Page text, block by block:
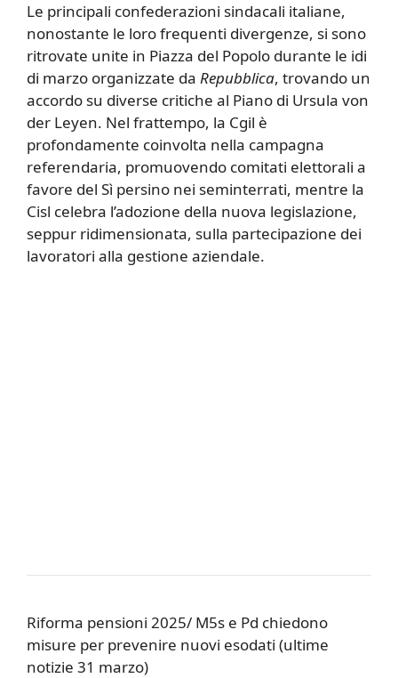
Le principali confederazioni sindacali italiane,
nonostante le loro frequenti divergenze, si sono
ritrovate unite in Piazza del Popolo durante le idi
di marzo organizzate da Repubblica, trovando un
accordo su diverse critiche al Piano di Ursula von
der Leyen. Nel frattempo, la Cgil è
profondamente coinvolta nella campagna
referendaria, promuovendo comitati elettorali a
favore del Sì persino nei seminterrati, mentre la
Cisl celebra l’adozione della nuova legislazione,
seppur ridimensionata, sulla partecipazione dei
lavoratori alla gestione aziendale.
Riforma pensioni 2025/ M5s e Pd chiedono
misure per prevenire nuovi esodati (ultime
notizie 31 marzo)